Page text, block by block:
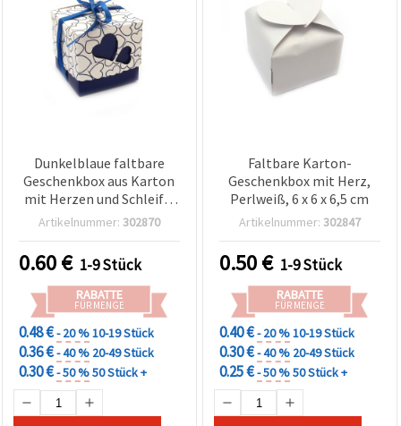
Dunkelblaue faltbare
Geschenkbox aus Karton
mit Herzen und Schleife,
5,2 x 5,2 x 5 cm
Artikelnummer: 302870
0.60€ 1-9 Stück
RABATTE
FÜR MENGE
0.48 €- 20 %10-19 Stück
0.36 €- 40 % 20-49 Stück
0.30 €- 50 %50 Stück +
Faltbare Karton-
Geschenkbox mit Herz,
Perlweiß, 6 x 6 x 6,5 cm
Artikelnummer: 302847
0.50€ 1-9 Stück
RABATTE
FÜR MENGE
0.40 €- 20 %10-19 Stück
0.30 €- 40 % 20-49 Stück
0.25 €- 50 %50 Stück +